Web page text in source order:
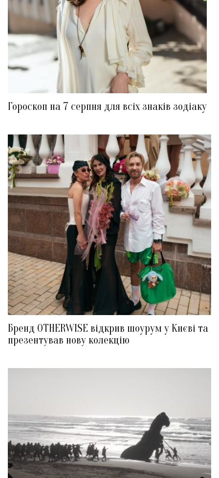
Гороскоп на 7 серпня для всіх знаків зодіаку
Бренд OTHERWISE відкрив шоурум у Києві та
презентував нову колекцію